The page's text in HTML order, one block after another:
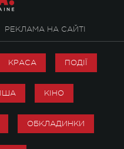
РЕКЛАМА НА САЙТІ
КРАСА ПОДІЇ
КІНО
ОБКЛАДИНКИ